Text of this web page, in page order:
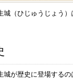
城（ひじゅうじょう）
城が歴史に登場する